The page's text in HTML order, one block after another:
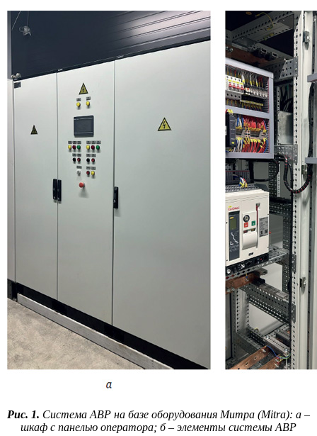
Рис. 1. Система АВР на базе оборудования Митра (Mitra): а –
шкаф с панелью оператора; б – элементы системы АВР